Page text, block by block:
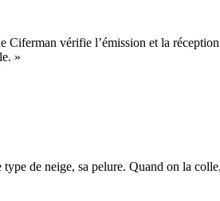
vérifie l’émission et la
»
de neige, sa pelure. Quand on la